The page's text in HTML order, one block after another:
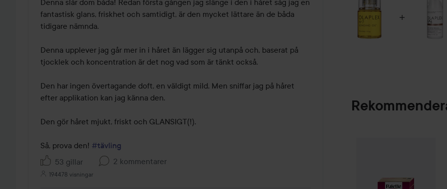
fantastisk glans, friskhet och samtidigt, är den mycket lättare än de båda
tidigare nämnda.
Denna upplever jag går mer in i håret än lägger sig utanpå och, baserat på
tjocklek och koncentration är det nog vad som är tänkt också.
Den har ingen övertagande doft, en väldigt mild. Men sniffar jag på håret
efter applikation kan jag känna den.
Den gör håret mjukt, friskt och GLANSIGT(!).
Så, prova den! #tävling
53 gillar
2 kommentarer
194478 visningar